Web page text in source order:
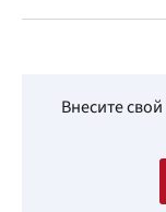
Внесите